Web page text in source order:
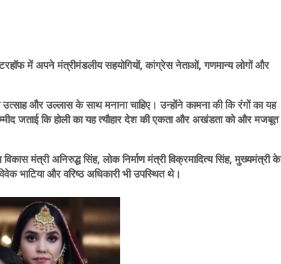
में अपने मंत्रीमंडलीय सहयोगियों, कांग्रेस नेताओं, गणमान्य लोगों और
और उल्लास के साथ मनाना चाहिए। उन्होंने कामना की कि रंगों का यह
जताई कि होली का यह त्यौहार देश की एकता और अखंडता को और मजबूत
विकास मंत्री अनिरुद्ध सिंह, लोक निर्माण मंत्री विक्रमादित्य सिंह, मुख्यमंत्री के
भाटिया और वरिष्ठ अधिकारी भी उपस्थित थे।